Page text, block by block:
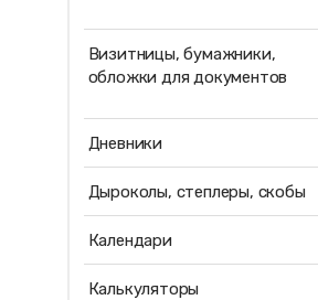
Визитницы, бумажники,
обложки для документов
Дневники
Дыроколы, степлеры, скобы
Календари
Калькуляторы